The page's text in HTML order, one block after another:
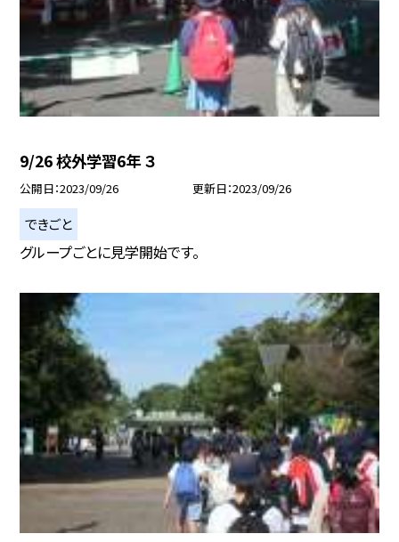
9/26 校外学習6年 ３
公開日 2023/09/26 更新日 2023/09/26
できごと
グループごとに見学開始です。